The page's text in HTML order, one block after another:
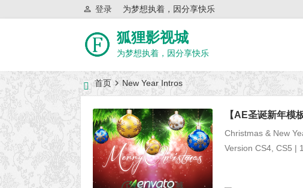
为梦想执着，因分享快乐
登录
狐狸影视城
为梦想执着，因分享快乐
首页 New Year Intros
【AE圣诞新年
Christmas & New
Version CS4, CS5 |
近日网站访问异常公告